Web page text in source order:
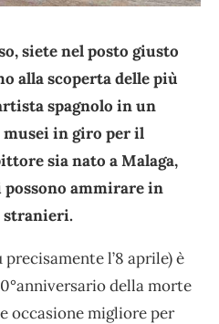
siete nel posto giusto
alla scoperta delle più
spagnolo in un
in giro per il
sia nato a Malaga,
ammirare in
l’8 aprile) è
della morte
occasione migliore per